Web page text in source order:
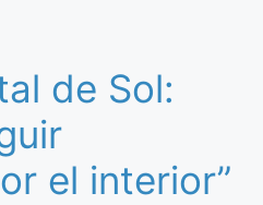
de Sol:
el interior”